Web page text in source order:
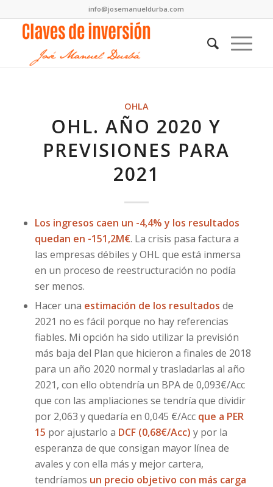
info@josemanueldurba.com
OHLA
OHL. AÑO 2020 Y
PREVISIONES PARA
2021
Los ingresos caen un -4,4% y los resultados
quedan en -151,2M€. La crisis pasa factura a
las empresas débiles y OHL que está inmersa
en un proceso de reestructuración no podía
ser menos.
Hacer una estimación de los resultados de
2021 no es fácil porque no hay referencias
fiables. Mi opción ha sido utilizar la previsión
más baja del Plan que hicieron a finales de 2018
para un año 2020 normal y trasladarlas al año
2021, con ello obtendría un BPA de 0,093€/Acc
que con las ampliaciones se tendría que dividir
por 2,063 y quedaría en 0,045 €/Acc que a PER
15 por ajustarlo a DCF (0,68€/Acc) y por la
esperanza de que consigan mayor línea de
avales y con ella más y mejor cartera,
tendríamos un precio objetivo con más carga